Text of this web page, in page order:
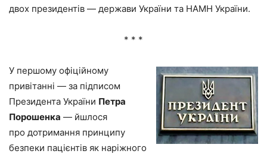
двох президентів — держави України та НАМН України.
* * *
У першому офіційному
привітанні — за підписом
Президента України Петра
Порошенка — йшлося
про дотримання принципу
безпеки пацієнтів як наріжного